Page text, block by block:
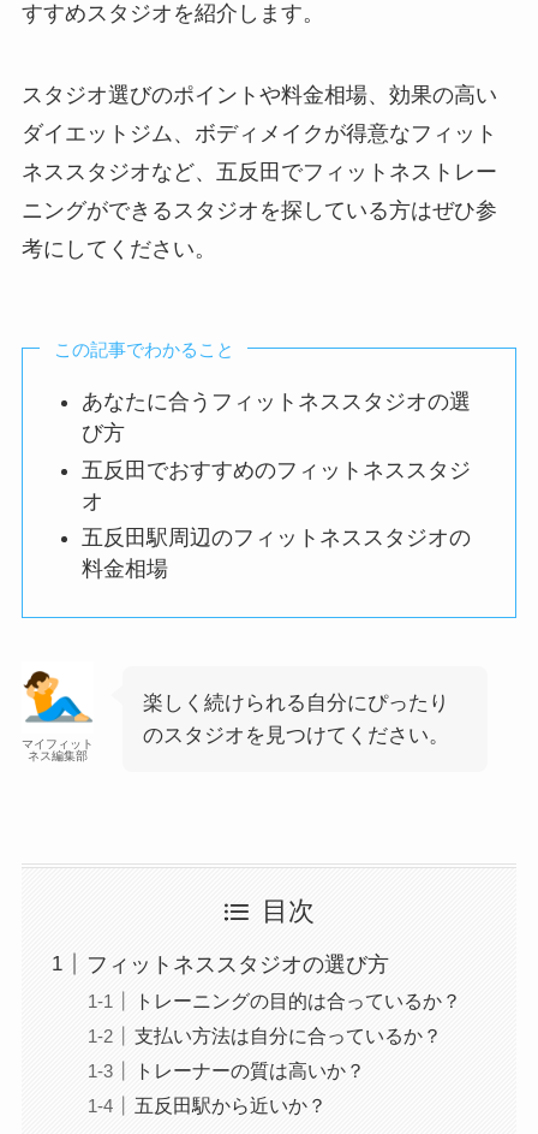
すすめスタジオを紹介します。
スタジオ選びのポイントや料金相場、効果の高い
ダイエットジム、ボディメイクが得意なフィット
ネススタジオなど、五反田でフィットネストレー
ニングができるスタジオを探している方はぜひ参
考にしてください。
この記事でわかること
あなたに合うフィットネススタジオの選
び方
五反田でおすすめのフィットネススタジ
オ
五反田駅周辺のフィットネススタジオの
料金相場
マイフィット
ネス編集部
楽しく続けられる自分にぴったり
のスタジオを見つけてください。
目次
フィットネススタジオの選び方
トレーニングの目的は合っているか？
支払い方法は自分に合っているか？
トレーナーの質は高いか？
五反田駅から近いか？